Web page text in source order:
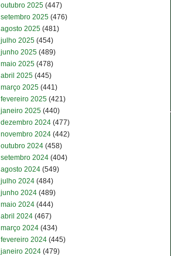
outubro 2025 (447)
setembro 2025 (476)
agosto 2025 (481)
julho 2025 (454)
junho 2025 (489)
maio 2025 (478)
abril 2025 (445)
março 2025 (441)
fevereiro 2025 (421)
janeiro 2025 (440)
dezembro 2024 (477)
novembro 2024 (442)
outubro 2024 (458)
setembro 2024 (404)
agosto 2024 (549)
julho 2024 (484)
junho 2024 (489)
maio 2024 (444)
abril 2024 (467)
março 2024 (434)
fevereiro 2024 (445)
janeiro 2024 (479)